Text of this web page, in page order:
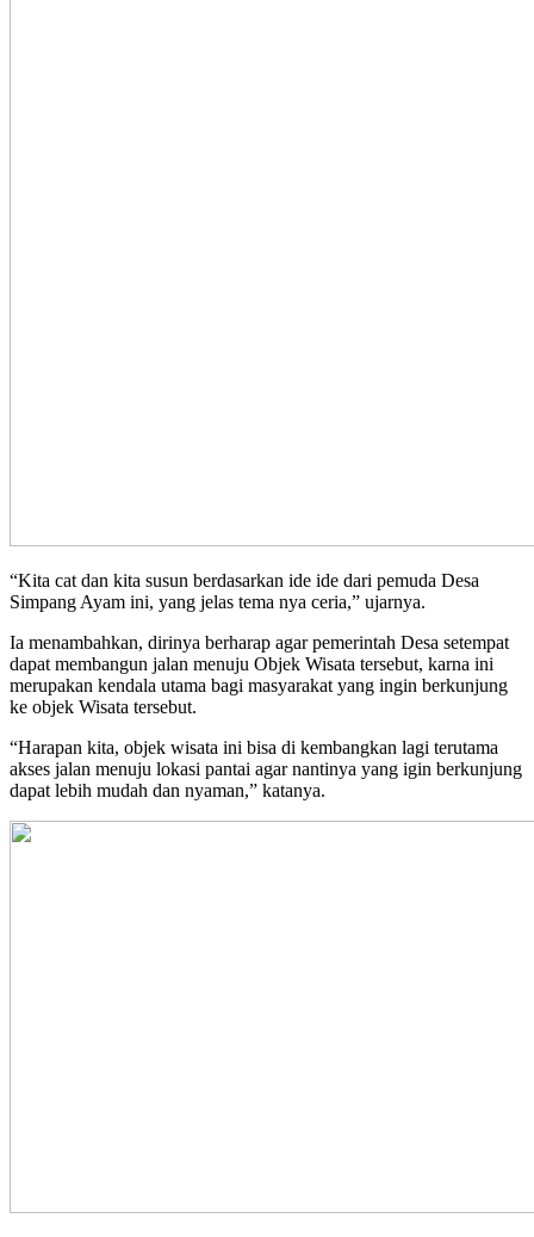
“Kita cat dan kita susun berdasarkan ide ide dari pemuda Desa
Simpang Ayam ini, yang jelas tema nya ceria,” ujarnya.
Ia menambahkan, dirinya berharap agar pemerintah Desa setempat
dapat membangun jalan menuju Objek Wisata tersebut, karna ini
merupakan kendala utama bagi masyarakat yang ingin berkunjung
ke objek Wisata tersebut.
“Harapan kita, objek wisata ini bisa di kembangkan lagi terutama
akses jalan menuju lokasi pantai agar nantinya yang igin berkunjung
dapat lebih mudah dan nyaman,” katanya.